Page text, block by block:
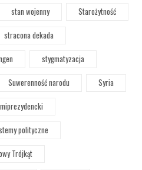
stan wojenny
Starożytność
stracona dekada
stygmatyzacja
Suwerenność narodu
Syria
polityczne
Trójkąt